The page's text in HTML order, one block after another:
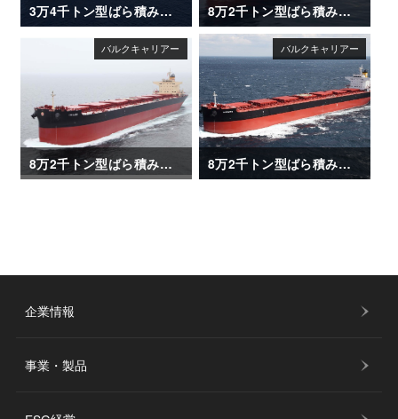
3万4千トン型ばら積み運搬船「DAIWAN HERO」 8万2千トン型ばら積み運搬船「AMADEUS」
8万2千トン型ばら積み運搬船「CHLOE」 8万2千トン型ばら積み運搬船「CORATO」
企業情報
事業・製品